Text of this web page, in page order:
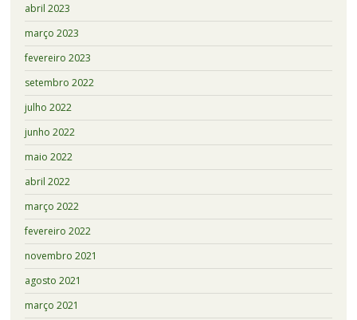
abril 2023
março 2023
fevereiro 2023
setembro 2022
julho 2022
junho 2022
maio 2022
abril 2022
março 2022
fevereiro 2022
novembro 2021
agosto 2021
março 2021